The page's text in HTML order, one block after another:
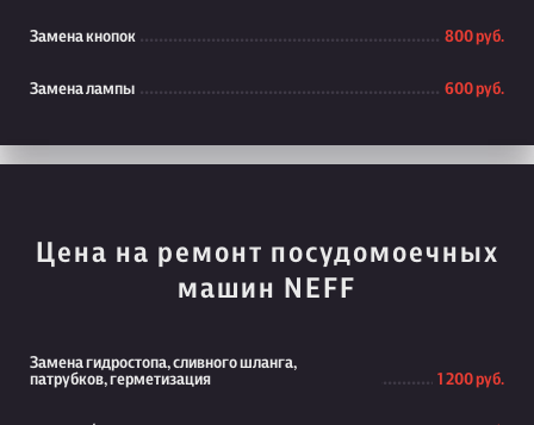
Замена кнопок 800 руб.
Замена лампы 600 руб.
Цена на ремонт посудомоечных
машин NEFF
Замена гидростопа, сливного шланга,
патрубков, герметизация
1 200 руб.